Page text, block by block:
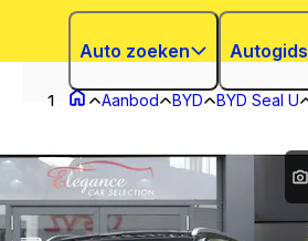
Auto zoeken Autogids
Aanbod
BYD BYD Seal U